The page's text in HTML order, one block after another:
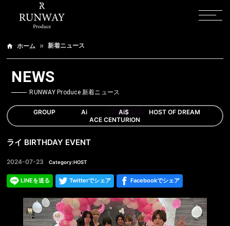
ホーム 新着ニュース
NEWS
RUNWAY Produce 新着ニュース
GROUP Ai Ai$
HOST OF DREAM
ACE CENTURION
ライ BIRTHDAY EVENT
2024-07-23 Category:HOST
LINEを送る Twitterでシェア Facebookでシェア